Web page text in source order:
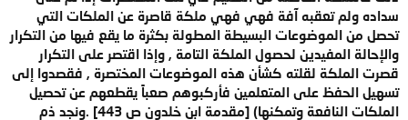
سداده ولم تعقبه آفة فهي فهي ملكة قاصرة عن الملكات التي
تحصل من الموضوعات البسيطة المطولة بكثرة ما يقع فيها من التكرار
والإحالة المفيدين لحصول الملكة التامة , وإذا اقتصر على التكرار
قصرت الملكة لقلته كشأن هذه الموضوعات المختصرة , فقصدوا إلى
تسهيل الحفظ على المتعلمين فأركبوهم صعباً يقطعهم عن تحصيل
الملكات النافعة وتمكنها) [مقدمة ابن خلدون ص 443] .ونجد ذم